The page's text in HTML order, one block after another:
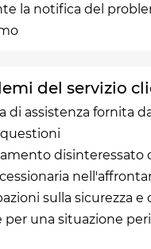
la notifica del
del servizio
di assistenza fornita
disinteressato
sulla sicurezza e
per una situazione